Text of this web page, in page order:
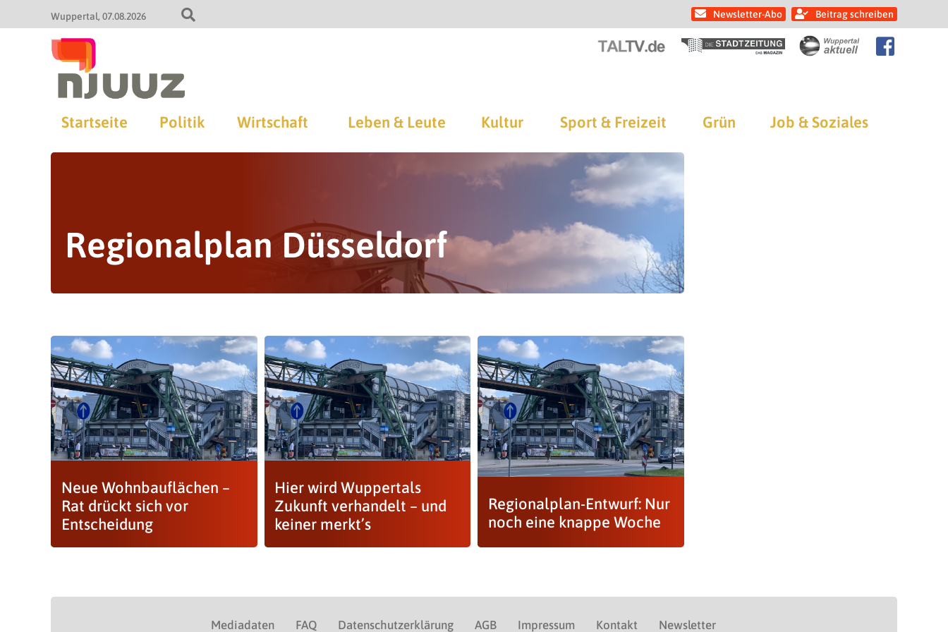
Wuppertal 07.08.2026 Newsletter-Abo Beitrag schreiben
Startseite Politik Wirtschaft Leben & Leute Kultur Sport & Freizeit Grün Job & Soziales
Regionalplan Düsseldorf
Neue Wohnbauflächen –
Rat drückt sich vor
Entscheidung
Hier wird Wuppertals
Zukunft verhandelt – und
keiner merkt’s
Regionalplan-Entwurf: Nur
noch eine knappe Woche
Mediadaten FAQ Datenschutzerklärung AGB Impressum Kontakt Newsletter